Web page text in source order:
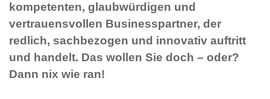
kompetenten, glaubwürdigen und
vertrauensvollen Businesspartner, der
redlich, sachbezogen und innovativ auftritt
und handelt. Das wollen Sie doch – oder?
Dann nix wie ran!